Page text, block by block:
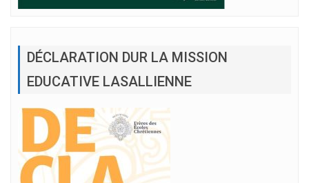
DÉCLARATION DUR LA MISSION
EDUCATIVE LASALLIENNE